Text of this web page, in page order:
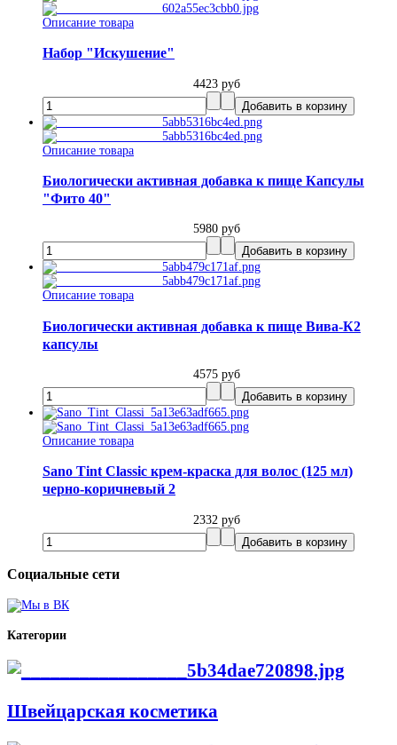
Описание товара
Набор "Искушение"
4423 руб
Описание товара
Биологически активная добавка к пище Капсулы
"Фито 40"
5980 руб
Описание товара
Биологически активная добавка к пище Вива-К2
капсулы
4575 руб
Описание товара
Sano Tint Classic крем-краска для волос (125 мл)
черно-коричневый 2
2332 руб
Социальные сети
Категории
Швейцарская косметика